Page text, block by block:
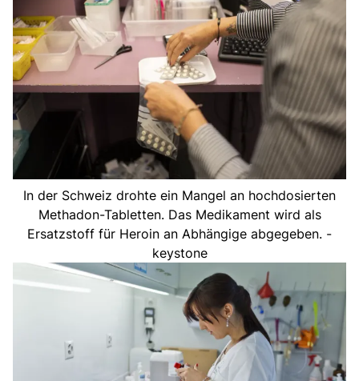
In der Schweiz drohte ein Mangel an hochdosierten
Methadon-Tabletten. Das Medikament wird als
Ersatzstoff für Heroin an Abhängige abgegeben. -
keystone